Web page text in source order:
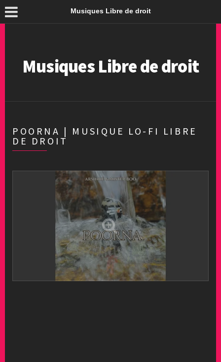
Musiques Libre de droit
Musiques Libre de droit
POORNA | MUSIQUE LO-FI LIBRE
DE DROIT